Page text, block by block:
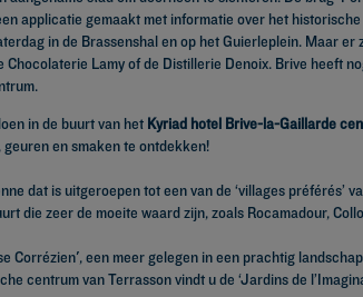
applicatie gemaakt met informatie over het
in de Brassenshal en op het Guierleplein. Maar
Chocolaterie Lamy of de Distillerie Denoix. Brive heeft
in de buurt van het Kyriad hotel Brive-la-Gaillarde
en smaken te ontdekken!
dat is uitgeroepen tot een van de ‘villages
die zeer de moeite waard zijn, zoals Rocamadour,
Corrézien', een meer gelegen in een prachtig
centrum van Terrasson vindt u de ‘Jardins de